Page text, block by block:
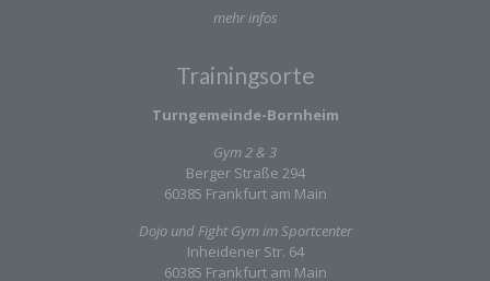
mehr infos
Trainingsorte
Turngemeinde-Bornheim
Gym 2 & 3
Berger Straße 294
60385 Frankfurt am Main
Dojo und Fight Gym im Sportcenter
Inheidener Str. 64
60385 Frankfurt am Main
person, whose personal data is processed by the
controller responsible for the processing.
c) Processing
Processing is any operation or set of operations
which is performed on personal data or on sets of
personal data, whether or not by automated
means, such as collection, recording, organisation,
structuring, storage, adaptation or alteration,
retrieval, consultation, use, disclosure by